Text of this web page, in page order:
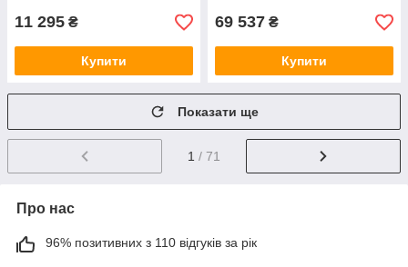
11 295 ₴
Купити
69 537 ₴
Купити
Показати ще
1 / 71
Про нас
96% позитивних з 110 відгуків за рік